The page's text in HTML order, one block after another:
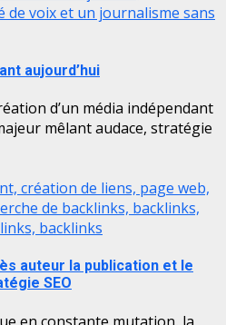
aujourd’hui
d’un média indépendant
mêlant audace, stratégie
auteur la publication et le
SEO